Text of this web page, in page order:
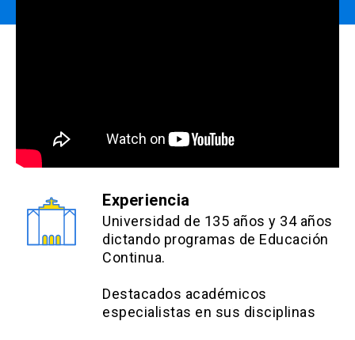
Experiencia
Universidad de 135 años y 34 años
dictando programas de Educación
Continua.
Destacados académicos
especialistas en sus disciplinas